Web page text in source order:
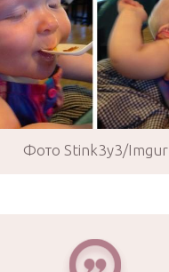
Фото Stink3y3/Imgur